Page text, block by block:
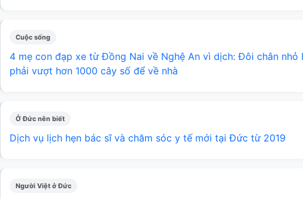
Cuộc sống
4 mẹ con đạp xe từ Đồng Nai về Nghệ An vì dịch: Đôi chân nhỏ
phải vượt hơn 1000 cây số để về nhà
Ở Đức nên biết
Dịch vụ lịch hẹn bác sĩ và chăm sóc y tế mới tại Đức từ 2019
Người Việt ở Đức